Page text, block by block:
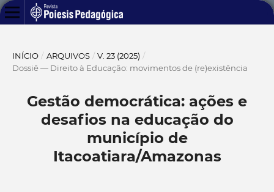
INÍCIO / ARQUIVOS / V. 23 (2025) /
Dossiê — Direito à Educação: movimentos de (re)existência
Gestão democrática: ações e
desafios na educação do
município de
Itacoatiara/Amazonas